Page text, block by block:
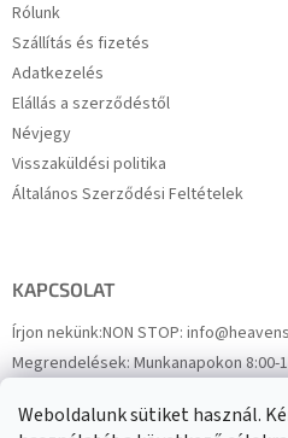
Weboldalunk sütiket használ.
Rólunk
Szállítás és fizetés
Adatkezelés
Elállás a szerződéstől
Névjegy
Visszaküldési politika
Általános Szerződési Feltételek
KAPCSOLAT
Írjon nekünk:NON STOP:
Megrendelések:Munkanapokon 8:00-
FacebookHeavenShop.sk